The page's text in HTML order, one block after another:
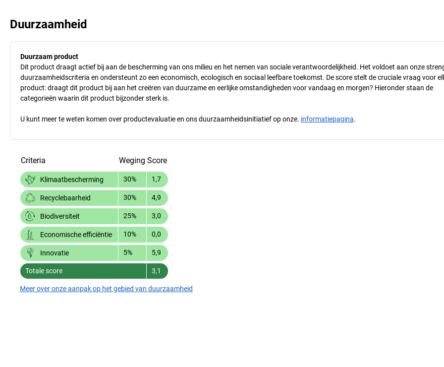
Duurzaamheid
Duurzaam product
Dit product draagt actief bij aan de bescherming van ons milieu en het nemen van sociale verantwoordelijkheid. Het voldoet aan onze
duurzaamheidscriteria en ondersteunt zo een economisch, ecologisch en sociaal leefbare toekomst. De score stelt de cruciale vraag voor
product: draagt dit product bij aan het creëren van duurzame en eerlijke omstandigheden voor vandaag en morgen? Hieronder staan de
categorieën waarin dit product bijzonder sterk is.
U kunt meer te weten komen over productevaluatie en ons duurzaamheidsinitiatief op onze. informatiepagina.
Criteria Weging Score
Klimaatbescherming 30% 1,7
Recyclebaarheid 30% 4,9
Biodiversiteit 25% 3,0
Economische efficiëntie 10% 0,0
Innovatie 5% 5,9
Totale score 3,1
Meer over onze aanpak op het gebied van duurzaamheid